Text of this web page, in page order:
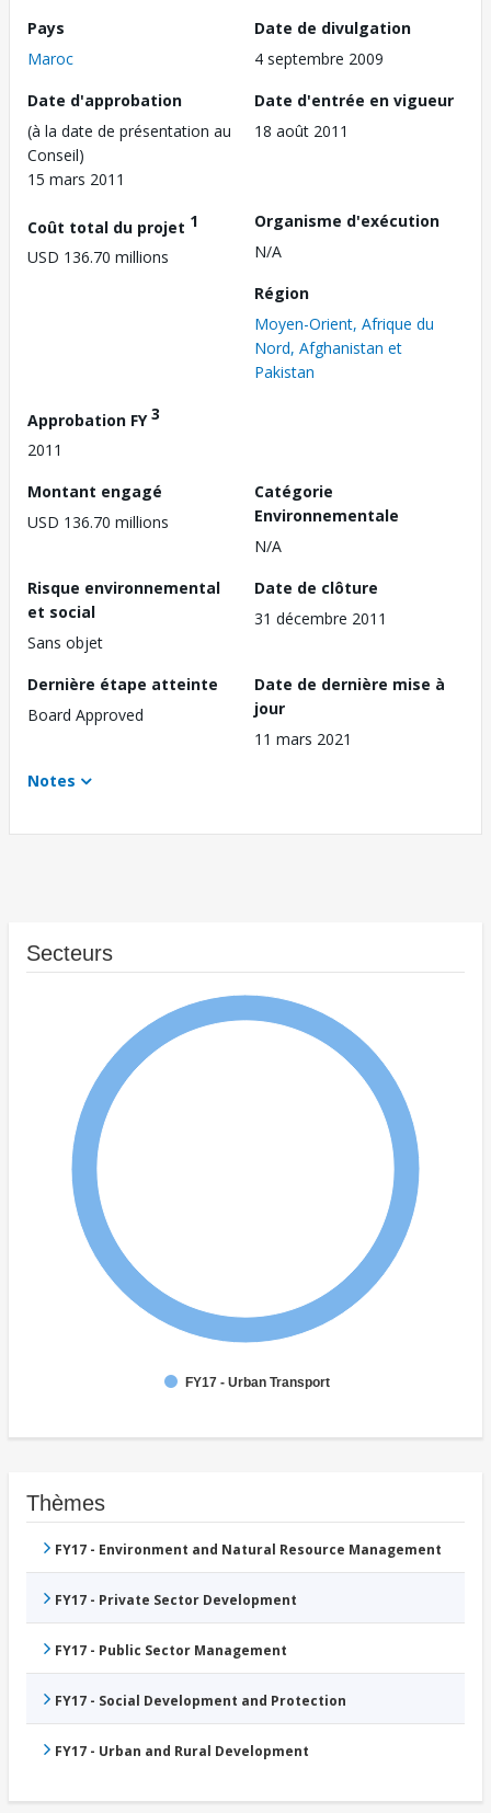
Pays
Maroc
Date de divulgation
4 septembre 2009
Date d'approbation
(à la date de présentation au
Conseil)
15 mars 2011
Date d'entrée en vigueur
18 août 2011
Coût total du projet 1
USD 136.70 millions
Organisme d'exécution
N/A
Région
Moyen-Orient, Afrique du
Nord, Afghanistan et
Pakistan
Approbation FY3
2011
Montant engagé
USD 136.70 millions
Catégorie
Environnementale
N/A
Risque environnemental
et social
Sans objet
Date de clôture
31 décembre 2011
Dernière étape atteinte
Board Approved
Date de dernière mise à
jour
11 mars 2021
Notes
Secteurs
FY17 - Urban Transport
Thèmes
FY17 - Environment and Natural Resource Management
FY17 - Private Sector Development
FY17 - Public Sector Management
FY17 - Social Development and Protection
FY17 - Urban and Rural Development